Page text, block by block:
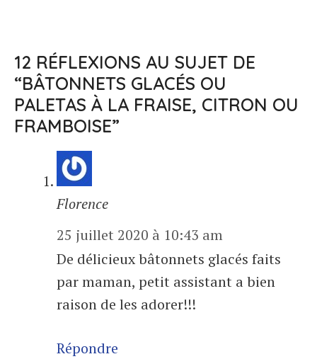
12 RÉFLEXIONS AU SUJET DE
“BÂTONNETS GLACÉS OU
PALETAS À LA FRAISE, CITRON OU
FRAMBOISE”
Florence
25 juillet 2020 à 10:43 am
De délicieux bâtonnets glacés faits
par maman, petit assistant a bien
raison de les adorer!!!
Répondre